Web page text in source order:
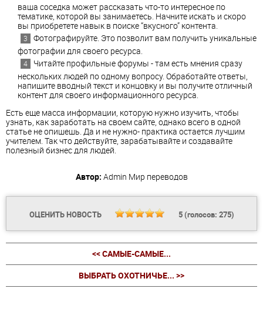
ваша соседка может рассказать что-то интересное по
тематике, которой вы занимаетесь. Начните искать и скоро
вы приобретете навык в поиске “вкусного” контента.
Фотографируйте. Это позволит вам получить уникальные
фотографии для своего ресурса.
Читайте профильные форумы - там есть мнения сразу
нескольких людей по одному вопросу. Обработайте ответы,
напишите вводный текст и концовку и вы получите отличный
контент для своего информационного ресурса.
Есть еще масса информации, которую нужно изучить, чтобы
узнать, как заработать на своем сайте, однако всего в одной
статье не опишешь. Да и не нужно- практика остается лучшим
учителем. Так что действуйте, зарабатывайте и создавайте
полезный бизнес для людей.
Автор: Admin Мир переводов
ОЦЕНИТЬ НОВОСТЬ 5(голосов: 275)
<< САМЫЕ-САМЫЕ...
ВЫБРАТЬ ОХОТНИЧЬЕ... >>